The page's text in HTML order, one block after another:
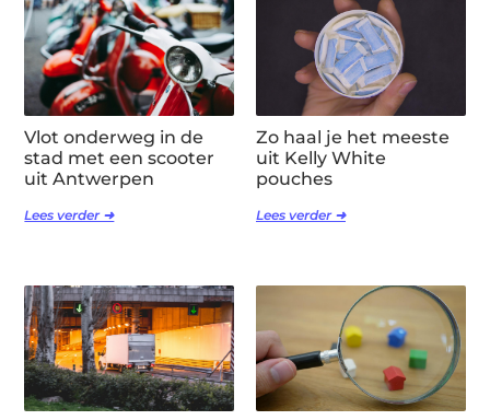
Vlot onderweg in de
stad met een scooter
uit Antwerpen
Lees verder ➜
Zo haal je het meeste
uit Kelly White
pouches
Lees verder ➜